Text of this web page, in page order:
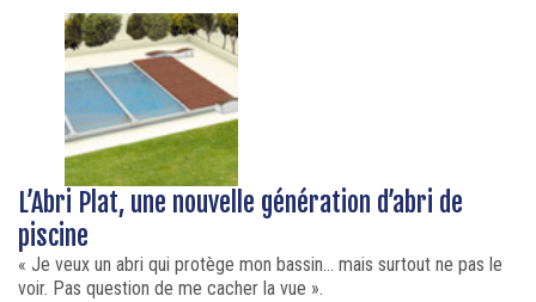
L’Abri Plat, une nouvelle génération d’abri de
piscine
« Je veux un abri qui protège mon bassin... mais surtout ne pas le
voir. Pas question de me cacher la vue ».